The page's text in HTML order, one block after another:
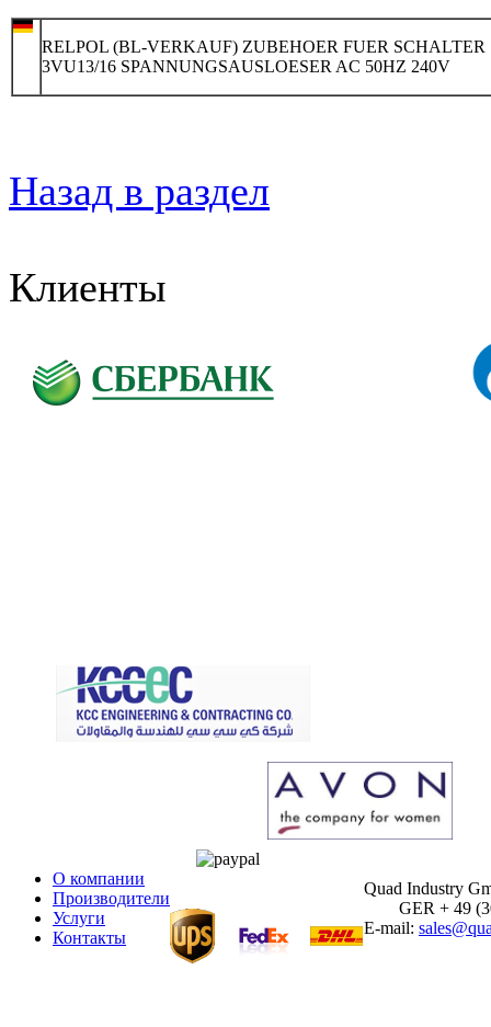
RELPOL (BL-VERKAUF) ZUBEHOER FUER SCHALTER
3VU13/16 SPANNUNGSAUSLOESER AC 50HZ 240V
Назад в раздел
Клиенты
О компании
Производители
Услуги
Контакты
Quad Industry
GER + 49
E-mail: